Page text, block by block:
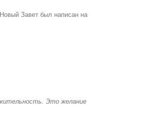
Завет был написан на
Это желание